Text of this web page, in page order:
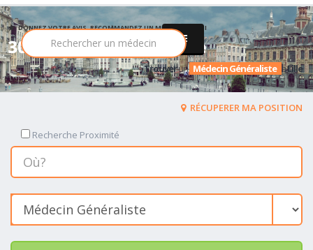
308 Médecin Généraliste
DONNEZ VOTRE AVIS, RECOMMANDEZ UN MEDECIN PARMI
Trouverun Médecin Généraliste aLille
RÉCUPERER MA POSITION
Recherche Proximité